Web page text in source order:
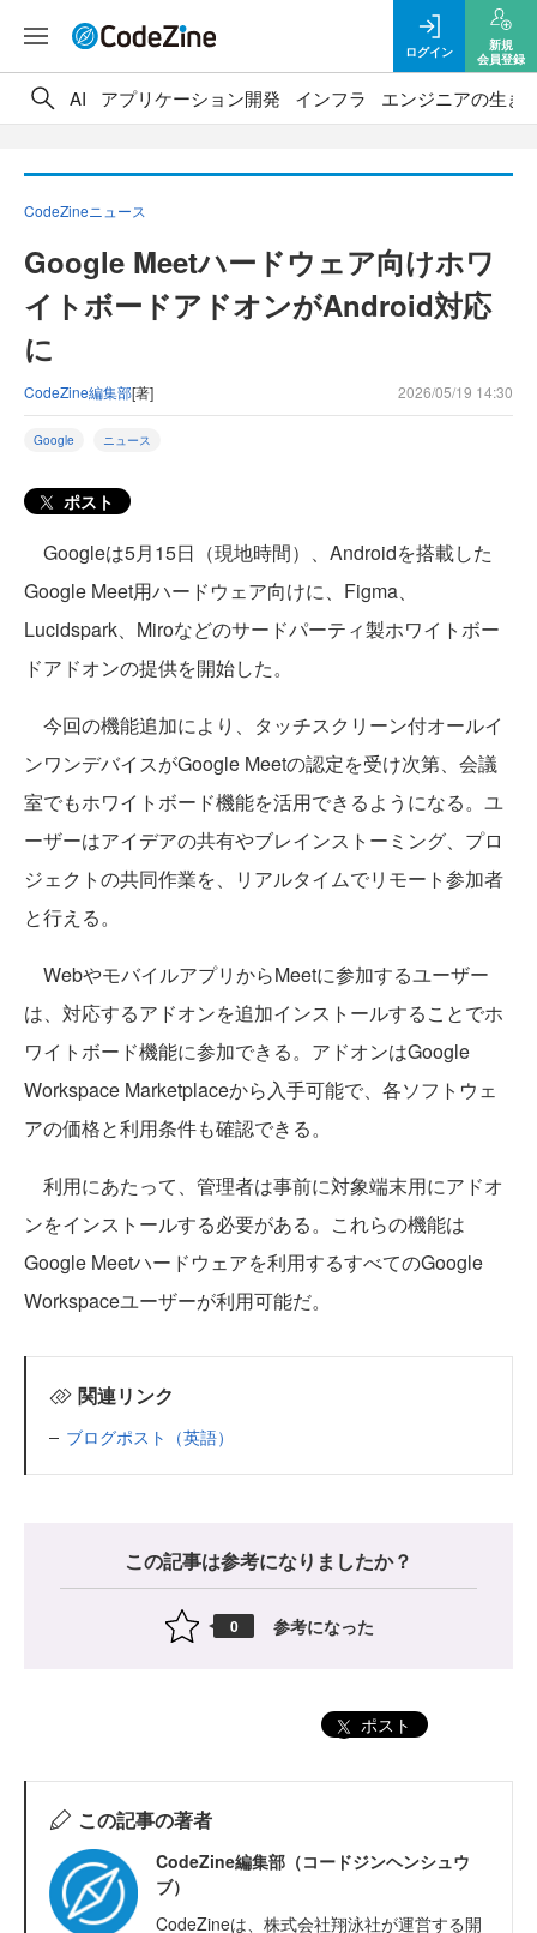
ログイン
新規
会員登録
AI アプリケーション開発 インフラ エンジニアの生き
CodeZineニュース
Google Meetハードウェア向けホワ
イトボードアドオンがAndroid対応
に
CodeZine編集部[著] 2026/05/19 14:30
Google ニュース
ポスト
Googleは5月15日（現地時間）、Androidを搭載した
Google Meet用ハードウェア向けに、Figma、
Lucidspark、Miroなどのサードパーティ製ホワイトボー
ドアドオンの提供を開始した。
今回の機能追加により、タッチスクリーン付オールイ
ンワンデバイスがGoogle Meetの認定を受け次第、会議
室でもホワイトボード機能を活用できるようになる。ユ
ーザーはアイデアの共有やブレインストーミング、プロ
ジェクトの共同作業を、リアルタイムでリモート参加者
と行える。
WebやモバイルアプリからMeetに参加するユーザー
は、対応するアドオンを追加インストールすることでホ
ワイトボード機能に参加できる。アドオンはGoogle
Workspace Marketplaceから入手可能で、各ソフトウェ
アの価格と利用条件も確認できる。
利用にあたって、管理者は事前に対象端末用にアドオ
ンをインストールする必要がある。これらの機能は
Google Meetハードウェアを利用するすべてのGoogle
Workspaceユーザーが利用可能だ。
関連リンク
ブログポスト（英語）
この記事は参考になりましたか？
0 参考になった
ポスト
この記事の著者
CodeZine編集部（コードジンヘンシュウ
ブ）
CodeZineは、株式会社翔泳社が運営する開